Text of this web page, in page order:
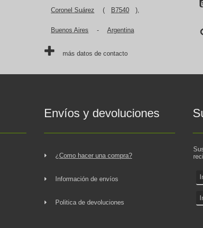
Coronel Suárez ( B7540 ),
Buenos Aires - Argentina
más datos de contacto
Envíos y devoluciones
¿Como hacer una compra?
Información de envíos
Politica de devoluciones